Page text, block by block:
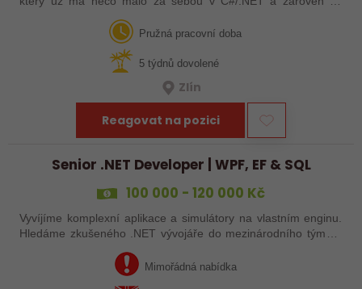
baví navrhovat moderní řešení,…Pružná pracovní doba
5 týdnů dovolené
Zlín
Reagovat na pozici
Senior .NET Developer | WPF, EF & SQL
100 000 - 120 000 Kč
Vyvíjíme komplexní aplikace a simulátory na vlastním enginu.
Hledáme zkušeného .NET vývojáře do mezinárodního týmu v
Brně, který si vezme na starost vývoj GUI a nových
funkcionalit. Klíč k okamžitému…Mimořádná nabídka